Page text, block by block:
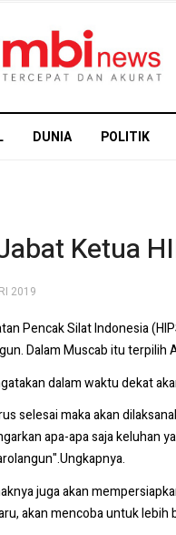
DUNIA POLITIK
Ketua
2019
Pencak Silat Indonesia
Dalam Muscab itu
dalam waktu dekat
selesai maka akan
apa-apa saja keluhan
juga akan
akan mencoba untuk lebih